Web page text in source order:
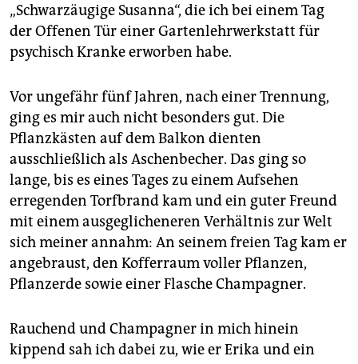
„Schwarzäugige Susanna“, die ich bei einem Tag
der Offenen Tür einer Gartenlehrwerkstatt für
psychisch Kranke erworben habe.
Vor ungefähr fünf Jahren, nach einer Trennung,
ging es mir auch nicht besonders gut. Die
Pflanzkästen auf dem Balkon dienten
ausschließlich als Aschenbecher. Das ging so
lange, bis es eines Tages zu einem Aufsehen
erregenden Torfbrand kam und ein guter Freund
mit einem ausgeglicheneren Verhältnis zur Welt
sich meiner annahm: An seinem freien Tag kam er
angebraust, den Kofferraum voller Pflanzen,
Pflanzerde sowie einer Flasche Champagner.
Rauchend und Champagner in mich hinein
kippend sah ich dabei zu, wie er Erika und ein